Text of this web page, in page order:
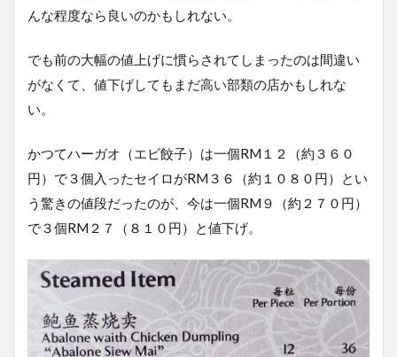
んな程度なら良いのかもしれない。
でも前の大幅の値上げに慣らされてしまったのは間違い
がなくて、値下げしてもまだ高い部類の店かもしれな
い。
かつてハーガオ（エビ餃子）は一個RM１２（約３６０
円）で３個入ったセイロがRM３６（約１０８０円）とい
う驚きの値段だったのが、今は一個RM９（約２７０円）
で３個RM２７（８１０円）と値下げ。